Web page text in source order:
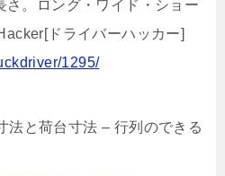
さ。ロング・ワイド・ショー
ドライバーハッカー]
1295/
法と荷台寸法 – 行列のできる